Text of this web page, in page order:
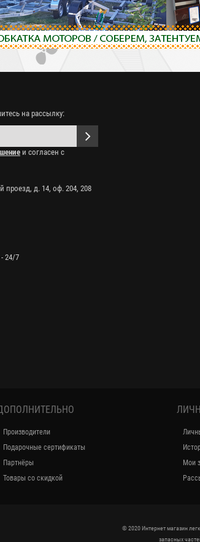
на рассылку:
и согласен с
д. 14, оф. 204, 208
24/7
Производители
Подарочные сертификаты
Партнёры
Товары со скидкой
Мои
© 2020 Интернет магазин
запасных